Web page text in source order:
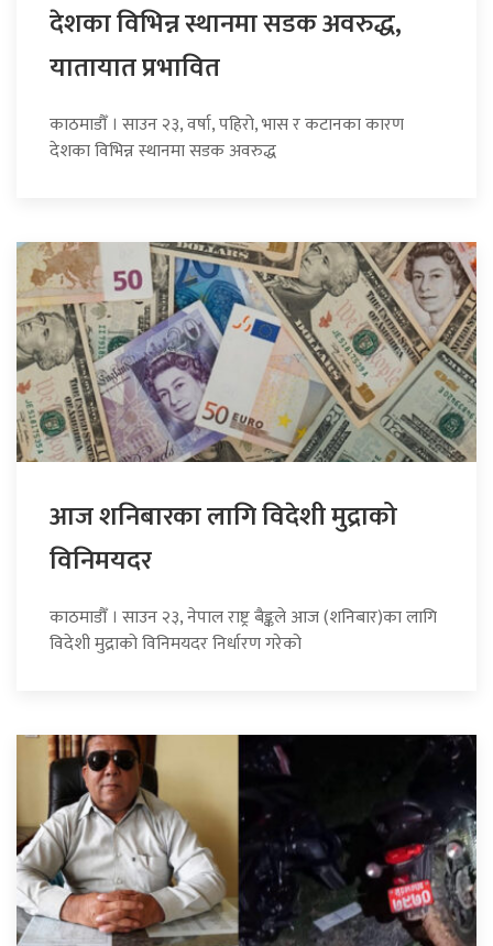
देशका विभिन्न स्थानमा सडक अवरुद्ध,
यातायात प्रभावित
काठमाडौँ । साउन २३, वर्षा, पहिरो, भास र कटानका कारण
देशका विभिन्न स्थानमा सडक अवरुद्ध
आज शनिबारका लागि विदेशी मुद्राको
विनिमयदर
काठमाडौँ । साउन २३, नेपाल राष्ट्र बैङ्कले आज (शनिबार)का लागि
विदेशी मुद्राको विनिमयदर निर्धारण गरेको